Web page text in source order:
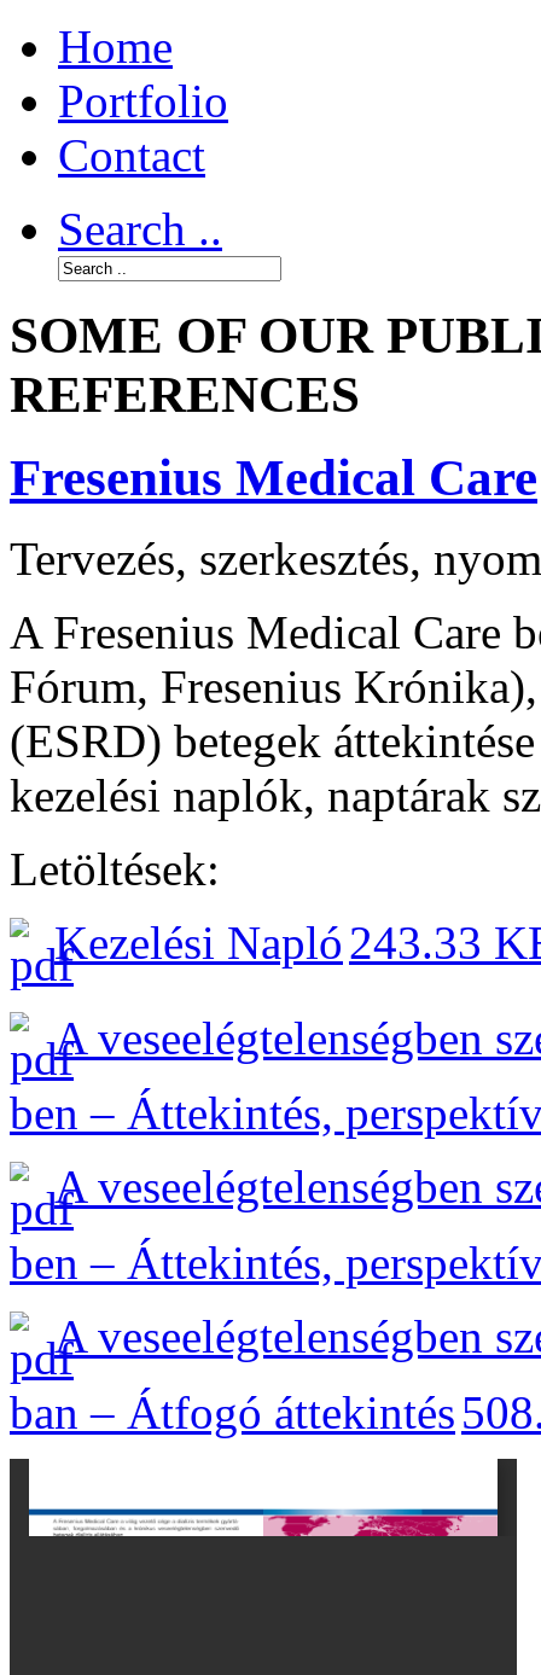
Home
Portfolio
Contact
Search ..
SOME OF OUR
REFERENCES
Fresenius Medical Care
Tervezés, szerkesztés,
A Fresenius Medical Care
Fórum, Fresenius
(ESRD) betegek
kezelési naplók, naptárak
Letöltések:
Kezelési Napló243.33
A veseelégtelenségben
ben – Áttekintés,
A veseelégtelenségben
ben – Áttekintés,
A veseelégtelenségben
ban – Átfogó áttekintés